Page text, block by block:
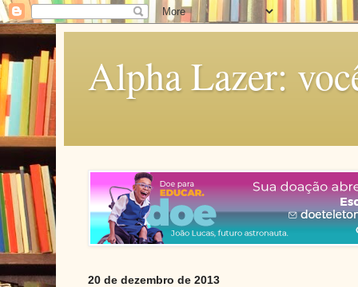
Alpha Lazer:
20 de dezembro de 2013